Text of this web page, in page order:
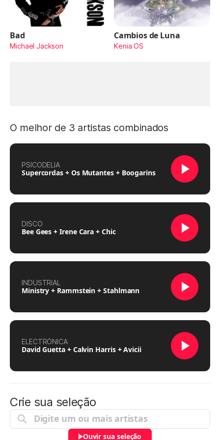
Bad
Michael Jackson
Cambios de Luna
Kenia OS
O melhor de 3 artistas combinados
PSICODELIA
Supercordas + Os Mutantes + Boogarins
DISCO
Bee Gees + Irene Cara + Chic
INDUSTRIAL
Ministry + Rammstein + Stahlmann
ELECTRÓNICA
David Guetta + Calvin Harris + Avicii
Crie sua seleção
Ouvir sua seleção